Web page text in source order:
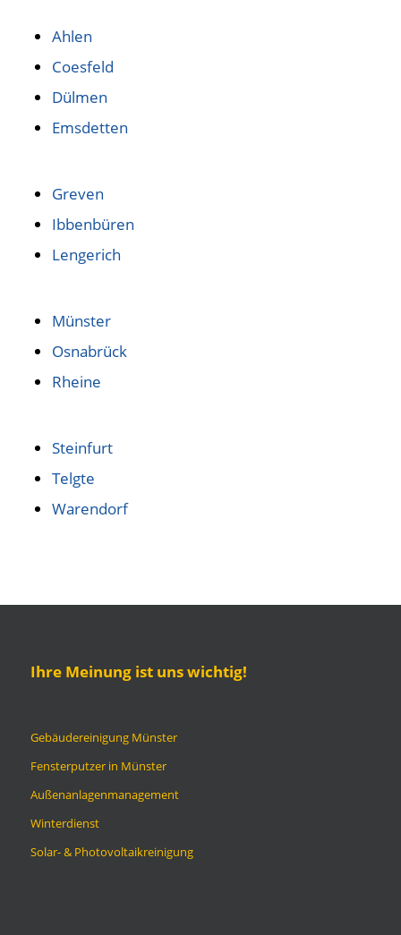
Ahlen
Coesfeld
Dülmen
Emsdetten
Greven
Ibbenbüren
Lengerich
Münster
Osnabrück
Rheine
Steinfurt
Telgte
Warendorf
Ihre Meinung ist uns wichtig!
Gebäudereinigung Münster
Fensterputzer in Münster
Außenanlagenmanagement
Winterdienst
Solar- & Photovoltaikreinigung